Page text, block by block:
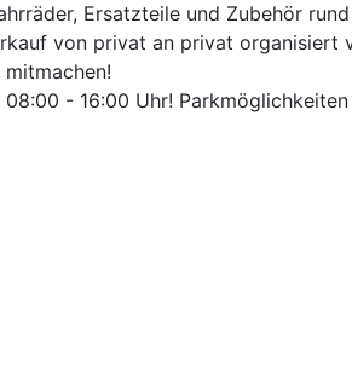
Ersatzteile und Zubehör
von privat an privat organisiert
- 16:00 Uhr!